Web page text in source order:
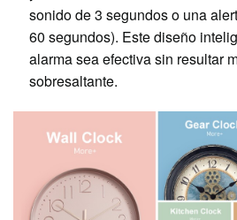
sonido de 3 segundos o una
60 segundos). Este diseño
alarma sea efectiva sin resultar
sobresaltante.